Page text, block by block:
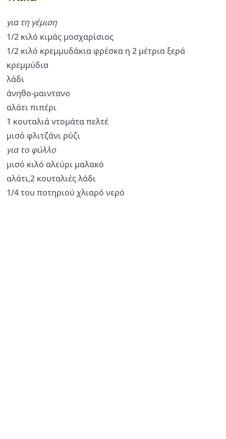
για τη γέμιση
1/2 κιλό κιμάς μοσχαρίσιος
1/2 κιλό κρεμμυδάκια φρέσκα η 2 μέτρια ξερά
κρεμμύδια
λάδι
άνηθο-μαιντανο
αλάτι πιπέρι
1 κουταλιά ντομάτα πελτέ
μισό φλιτζάνι ρύζι
για το φύλλο
μισό κιλό αλεύρι μαλακό
αλάτι,2 κουταλιές λάδι
1/4 του ποτηριού χλιαρό νερό